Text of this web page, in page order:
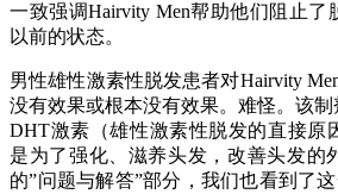
一致强调Hairvity Men帮助他们阻止了
以前的状态。
男性雄性激素性脱发患者对Hairvity
没有效果或根本没有效果。难怪。该
DHT激素（雄性激素性脱发的直接原
是为了强化、滋养头发，改善头发的
的”问题与解答”部分，我们也看到了